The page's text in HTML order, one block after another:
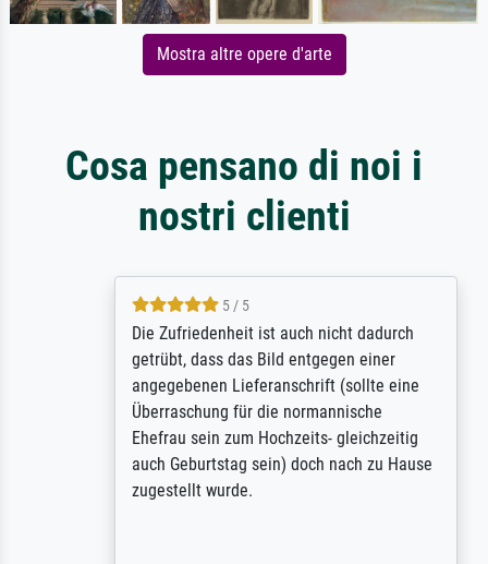
Mostra altre opere d'arte
Cosa pensano di noi i
nostri clienti
5 / 5
Die Zufriedenheit ist auch nicht dadurch
getrübt, dass das Bild entgegen einer
angegebenen Lieferanschrift (sollte eine
Überraschung für die normannische
Ehefrau sein zum Hochzeits- gleichzeitig
auch Geburtstag sein) doch nach zu Hause
zugestellt wurde.